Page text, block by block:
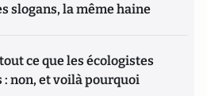
slogans, la même haine
ce que les écologistes
non, et voilà pourquoi